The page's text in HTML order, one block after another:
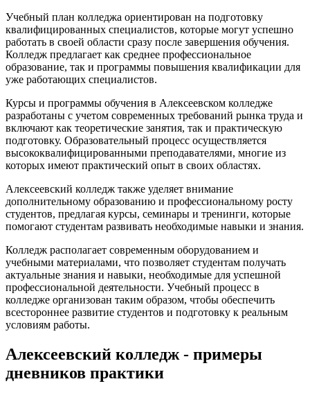
Учебный план колледжа ориентирован на подготовку
квалифицированных специалистов, которые могут успешно
работать в своей области сразу после завершения обучения.
Колледж предлагает как среднее профессиональное
образование, так и программы повышения квалификации для
уже работающих специалистов.
Курсы и программы обучения в Алексеевском колледже
разработаны с учетом современных требований рынка труда и
включают как теоретические занятия, так и практическую
подготовку. Образовательный процесс осуществляется
высококвалифицированными преподавателями, многие из
которых имеют практический опыт в своих областях.
Алексеевский колледж также уделяет внимание
дополнительному образованию и профессиональному росту
студентов, предлагая курсы, семинары и тренинги, которые
помогают студентам развивать необходимые навыки и знания.
Колледж располагает современным оборудованием и
учебными материалами, что позволяет студентам получать
актуальные знания и навыки, необходимые для успешной
профессиональной деятельности. Учебный процесс в
колледже организован таким образом, чтобы обеспечить
всестороннее развитие студентов и подготовку к реальным
условиям работы.
Алексеевский колледж - примеры
дневников практики